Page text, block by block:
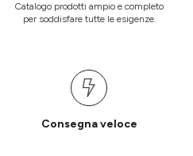
Catalogo prodotti ampio e completo
per soddisfare tutte le esigenze.
Consegna veloce